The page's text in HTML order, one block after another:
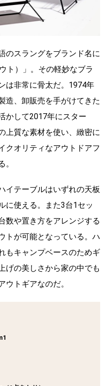
のスラングをブランド名に
ト）」。その軽妙なブラ
は非常に骨太だ。1974年
造、卸販売を手がけてきた
かして2017年にスター
上質な素材を使い、緻密に
クオリティなアウトドアフ
。
イテーブルはいずれの天板
に使える。また3台1セッ
数や置き方をアレンジする
トが可能となっている。ハ
もキャンプベースのためギ
げの美しさから家の中でも
ウトギアなのだ。